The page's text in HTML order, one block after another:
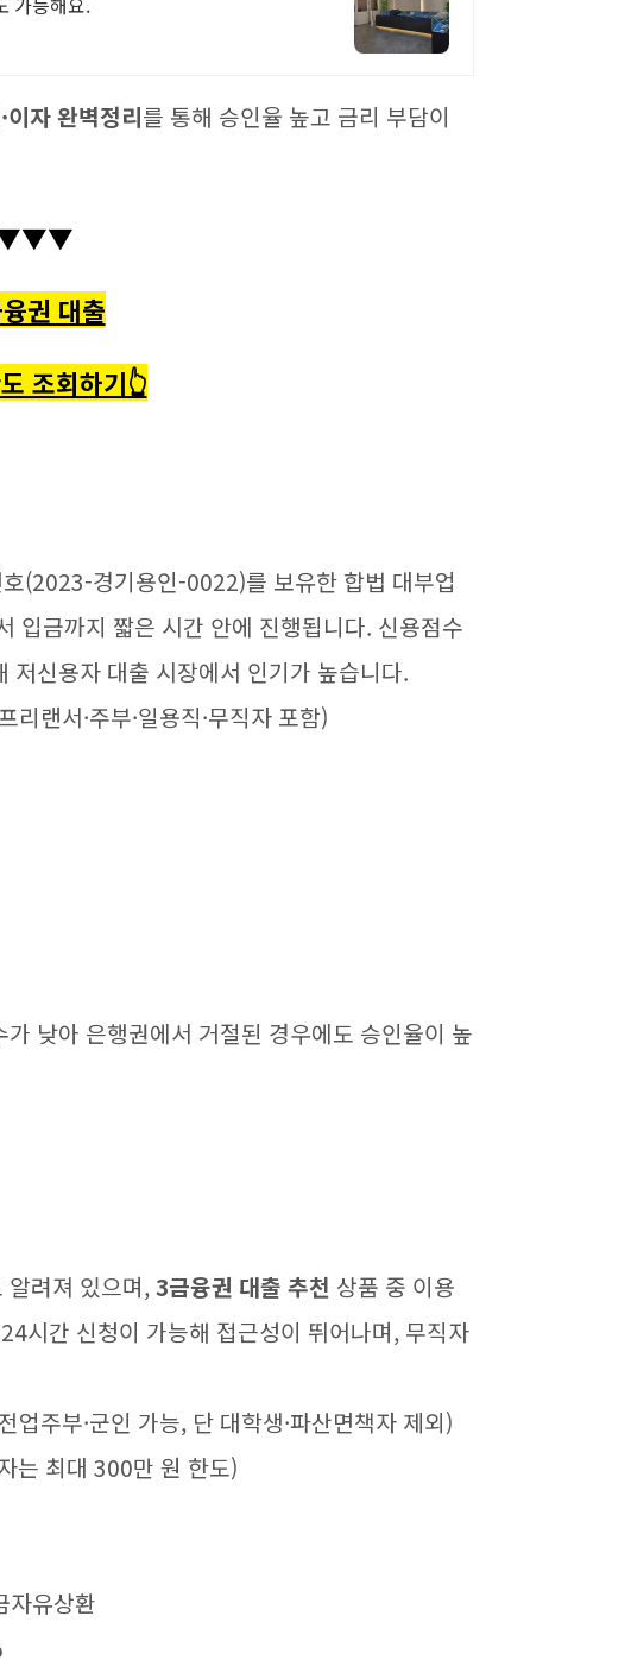
자 완벽정리를 통해 승인율 높고 금리 부담이
권 대출
조회하기👆
(2023-경기용인-0022)를 보유한 합법 대부업
입금까지 짧은 시간 안에 진행됩니다. 신용점수
저신용자 대출 시장에서 인기가 높습니다.
랜서·주부·일용직·무직자 포함)
낮아 은행권에서 거절된 경우에도 승인율이 높
알려져 있으며,3금융권 대출 추천 상품 중 이용
시간 신청이 가능해 접근성이 뛰어나며, 무직자
주부·군인 가능, 단 대학생·파산면책자 제외)
는 최대 300만 원 한도)
자유상환